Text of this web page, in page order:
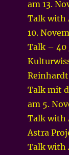
am 13.
Talk with
10.
Talk – 40
Talk mit
am 5.
Talk with
Astra
Talk with